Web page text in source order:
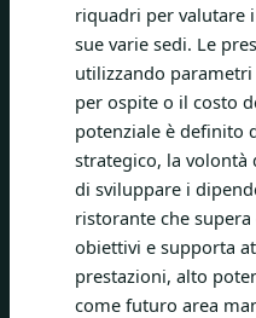
riquadri per valutare
sue varie sedi. Le
utilizzando
per ospite o il costo
potenziale è definito
strategico, la volontà
di sviluppare i
ristorante che
obiettivi e supporta
prestazioni, alto
come futuro area